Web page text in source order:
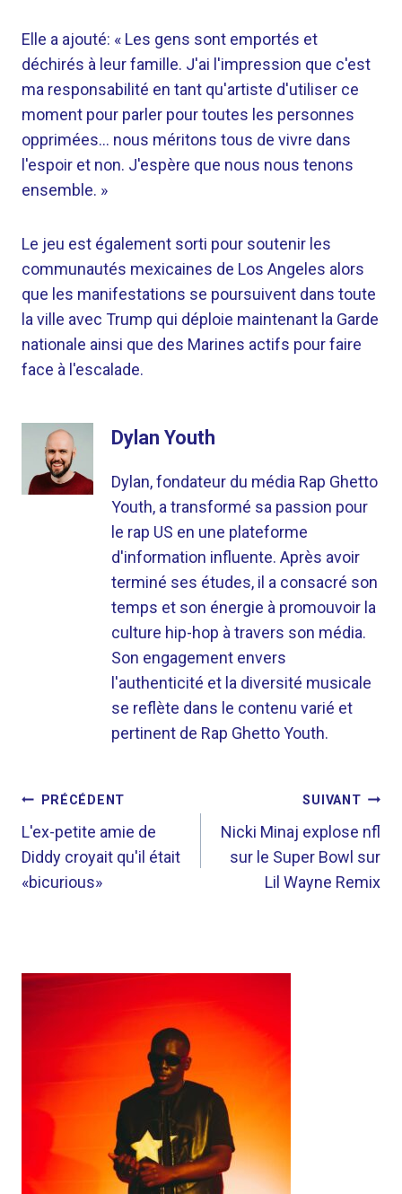
Elle a ajouté: « Les gens sont emportés et
déchirés à leur famille. J'ai l'impression que c'est
ma responsabilité en tant qu'artiste d'utiliser ce
moment pour parler pour toutes les personnes
opprimées… nous méritons tous de vivre dans
l'espoir et non. J'espère que nous nous tenons
ensemble. »
Le jeu est également sorti pour soutenir les
communautés mexicaines de Los Angeles alors
que les manifestations se poursuivent dans toute
la ville avec Trump qui déploie maintenant la Garde
nationale ainsi que des Marines actifs pour faire
face à l'escalade.
Dylan Youth
Dylan, fondateur du média Rap Ghetto
Youth, a transformé sa passion pour
le rap US en une plateforme
d'information influente. Après avoir
terminé ses études, il a consacré son
temps et son énergie à promouvoir la
culture hip-hop à travers son média.
Son engagement envers
l'authenticité et la diversité musicale
se reflète dans le contenu varié et
pertinent de Rap Ghetto Youth.
NAVIGATION
DE
L’ARTICLE
PRÉCÉDENT
L'ex-petite amie de
Diddy croyait qu'il était
«bicurious»
SUIVANT
Nicki Minaj explose nfl
sur le Super Bowl sur
Lil Wayne Remix